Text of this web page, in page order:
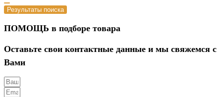
Результаты поиска
ПОМОЩЬ в подборе товара
Оставьте свои контактные данные и мы свяжемся с
Вами